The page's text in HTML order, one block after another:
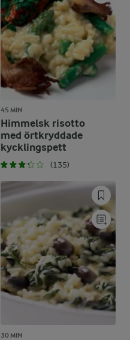
45 MIN
Himmelsk risotto
med örtkryddade
kycklingspett
(135)
30 MIN